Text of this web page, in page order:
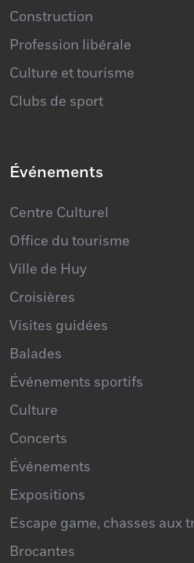
Construction
Profession libérale
Culture et tourisme
Clubs de sport
Événements
Centre Culturel
Office du tourisme
Ville de Huy
Croisières
Visites guidées
Balades
Événements sportifs
Culture
Concerts
Événements
Expositions
Escape game, chasses aux
Brocantes